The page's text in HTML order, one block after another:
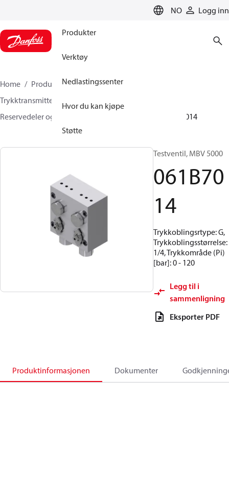
NO Logg inn
Produkter
Verktøy
Nedlastingssenter
Hvor du kan kjøpe
Støtte
Home Produkter
Sensing solutions
Trykktransmittere og Tilbehør
Reservedeler og Tilbehør til Trykktransmittere
061B7014
Testventil, MBV 5000
061B70
14
Trykkoblingsrtype: G,
Trykkoblingsstørrelse:
1/4, Trykkområde (Pi)
[bar]: 0 - 120
Legg til i
sammenligning
Eksporter PDF
Produktinformasjonen Dokumenter